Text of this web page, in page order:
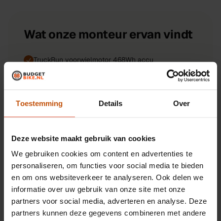
Toestemming Details Over
Deze website maakt gebruik van cookies
We gebruiken cookies om content en advertenties te
personaliseren, om functies voor social media te bieden
en om ons websiteverkeer te analyseren. Ook delen we
informatie over uw gebruik van onze site met onze
partners voor social media, adverteren en analyse. Deze
partners kunnen deze gegevens combineren met andere
Wat onze monteur ervan vindt
TruckRun voorwielmotor 468Wh accu
Hydraulische schijfremmen
Rijklaar gecontroleerd en verzonden
Soortgelijke fietsen
Allefietsen
TWEEDEHANDS
Tweedehands Sparta Pick up transportfiets 50 cm